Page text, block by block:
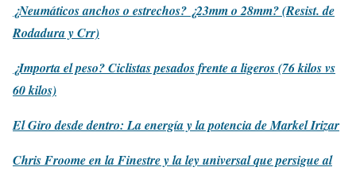
¿Neumáticos anchos o estrechos? ¿23mm o 28mm? (Resist. de
Rodadura y Crr)
¿Importa el peso? Ciclistas pesados frente a ligeros (76 kilos vs
60 kilos)
El Giro desde dentro: La energía y la potencia de Markel Irizar
Chris Froome en la Finestre y la ley universal que persigue al